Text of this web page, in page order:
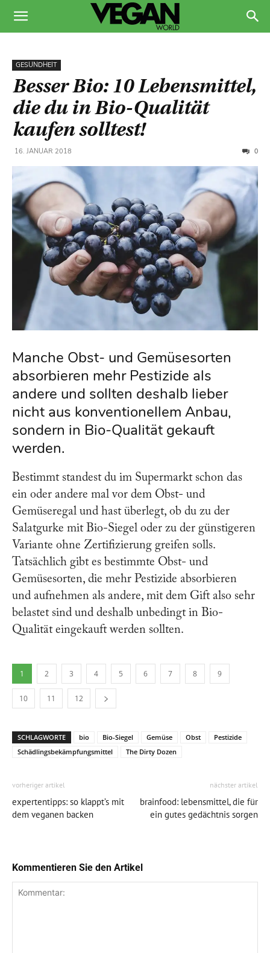
GESUNDHEIT
Besser Bio: 10 Lebensmittel,
die du in Bio-Qualität
kaufen solltest!
16. JANUAR 2018 0
Manche Obst- und Gemüsesorten
absorbieren mehr Pestizide als
andere und sollten deshalb lieber
nicht aus konventionellem Anbau,
sondern in Bio-Qualität gekauft
werden.
Bestimmt standest du im Supermarkt schon das
ein oder andere mal vor dem Obst- und
Gemüseregal und hast überlegt, ob du zu der
Salatgurke mit Bio-Siegel oder zu der günstigeren
Variante ohne Zertifizierung greifen solls.
Tatsächlich gibt es bestimmte Obst- und
Gemüsesorten, die mehr Pestizide absorbieren
und aufnehmen als andere, mit dem Gift also sehr
belastet sind und deshalb unbedingt in Bio-
Qualität eingekauft werden sollten.
1 2 3 4 5 6 7 8 9
10 11 12
SCHLAGWORTE bio Bio-Siegel Gemüse Obst
Pestizide
Schädlingsbekämpfungsmittel
The Dirty Dozen
vorheriger artikel
expertentipps: so klappt’s mit
dem veganen backen
nächster artikel
brainfood: lebensmittel, die für
ein gutes gedächtnis sorgen
Kommentieren Sie den Artikel